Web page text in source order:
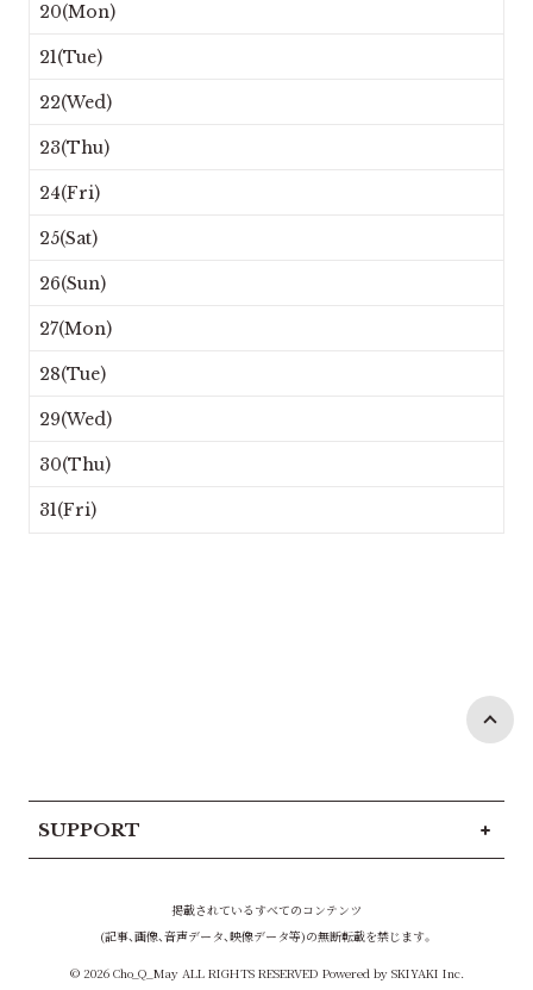
20(Mon)
21(Tue)
22(Wed)
23(Thu)
24(Fri)
25(Sat)
26(Sun)
27(Mon)
28(Tue)
29(Wed)
30(Thu)
31(Fri)
SUPPORT
掲載されているすべてのコンテンツ
(記事、画像、音声データ、映像データ等)の無断転載を禁じます。
© 2026 Cho_Q_May ALL RIGHTS RESERVED Powered by SKIYAKI Inc.